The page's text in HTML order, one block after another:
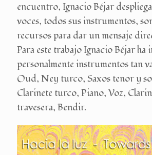
encuentro, Ignacio Béjar
voces, todos sus instrumentos,
recursos para dar un mensaje
Para este trabajo Ignacio Béjar
personalmente instrumentos tan
Oud, Ney turco, Saxos tenor y
Clarinete turco, Piano, Voz,
travesera, Bendir.